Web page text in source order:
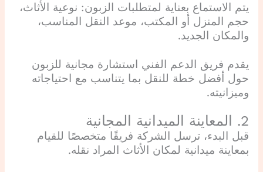
يتم الاستماع بعناية لمتطلبات الزبون: نوعية الأثاث،
حجم المنزل أو المكتب، موعد النقل المناسب،
والمكان الجديد.
يقدم فريق الدعم الفني استشارة مجانية للزبون
حول أفضل خطة للنقل بما يتناسب مع احتياجاته
وميزانيته.
2. المعاينة الميدانية المجانية
قبل البدء، ترسل الشركة فريقًا متخصصًا للقيام
بمعاينة ميدانية لمكان الأثاث المراد نقله.